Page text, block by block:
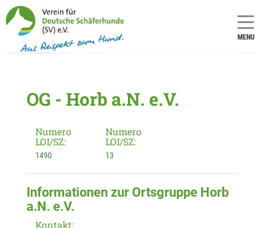
MENU
OG - Horb a.N. e.V.
Numero
LOI/SZ:
1490
Numero
LOI/SZ:
13
Informationen zur Ortsgruppe Horb
a.N. e.V.
Kontakt: